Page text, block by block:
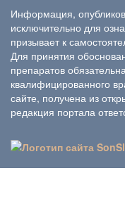
Информация,
исключительно для
призывает к
Для принятия
препаратов
квалифицированного
сайте, получена из
редакция портала